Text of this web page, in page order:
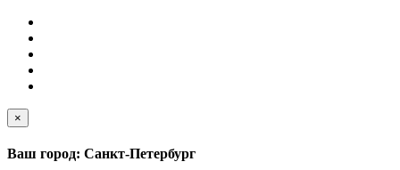
×
Ваш город: Санкт-Петербург